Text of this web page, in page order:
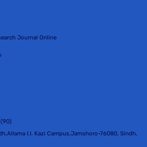
Journal Online
I.I. Kazi Campus,Jamshoro-76080, Sindh,